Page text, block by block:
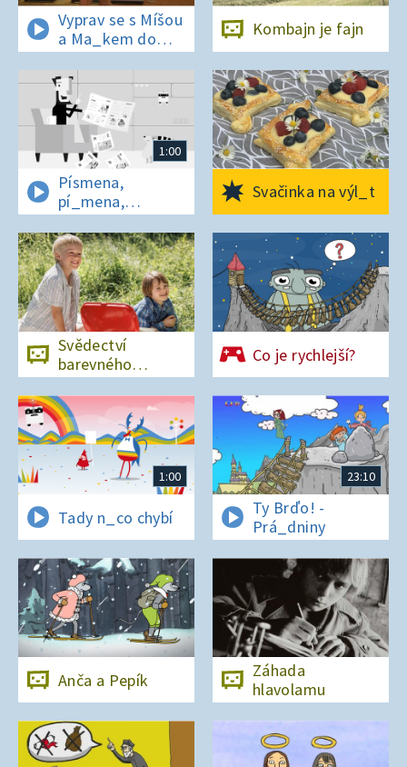
Vyprav se s Míšou
a Ma_kem do
Dobrovických
muzeí
Kombajn je fajn
1:00
Písmena,
pí_mena,
písmena
Svačinka na výl_t
Svědectví
barevného
ostrova
Co je rychlejší?
1:00
Tady n_co chybí
23:10
Ty Brďo! -
Prá_dniny
Anča a Pepík
Záhada
hlavolamu